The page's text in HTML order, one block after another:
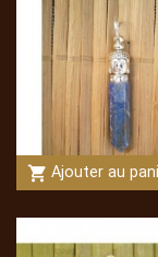
shopping_cart Ajouter au